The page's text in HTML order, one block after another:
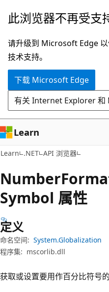
跳
主
要
内
跳
页
内
导
此浏览器不再受支
请升级到 Microsoft Edge
技术支持。
下载 Microsoft Edge
有关 Internet Explorer 和
Learn
Learn .NET API 浏览器
Number
Symbol 属性
定义
命名空间: System.Globalization
程序集: mscorlib.dll
获取或设置要用作百分比符号的